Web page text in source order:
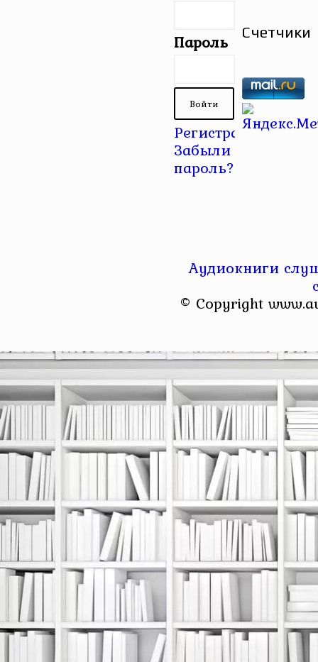
Пароль
Регистрация |
Забыли
пароль?
Счетчики
Аудиокниги
© Copyright